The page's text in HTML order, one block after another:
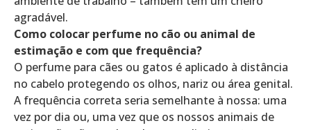
agradável.
Como colocar perfume no cão ou animal de
estimação e com que frequência?
O perfume para cães ou gatos é aplicado à distância
no cabelo protegendo os olhos, nariz ou área genital.
A frequência correta seria semelhante à nossa: uma
vez por dia ou, uma vez que os nossos animais de